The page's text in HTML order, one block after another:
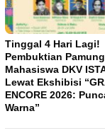
Tinggal 4 Hari Lagi!
Pembuktian
Mahasiswa DKV
Lewat Ekshibisi
ENCORE 2026:
Warna”